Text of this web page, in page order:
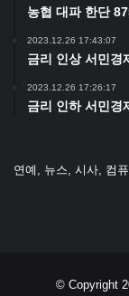
농협 대파 한단
2023.12.26 17:43:07
금리 인상 서민경
2023.12.26 17:26:17
금리 인하 서민경
연예, 뉴스, 시사, 컴
© Copyright